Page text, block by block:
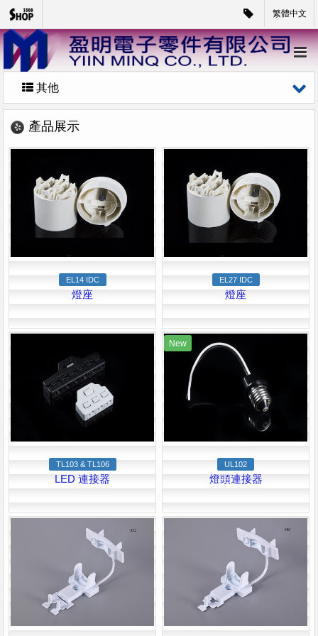
繁體中文
其他
產品展示
EL14 IDC
燈座
EL27 IDC
燈座
TL103 & TL106
LED 連接器
New
UL102
燈頭連接器